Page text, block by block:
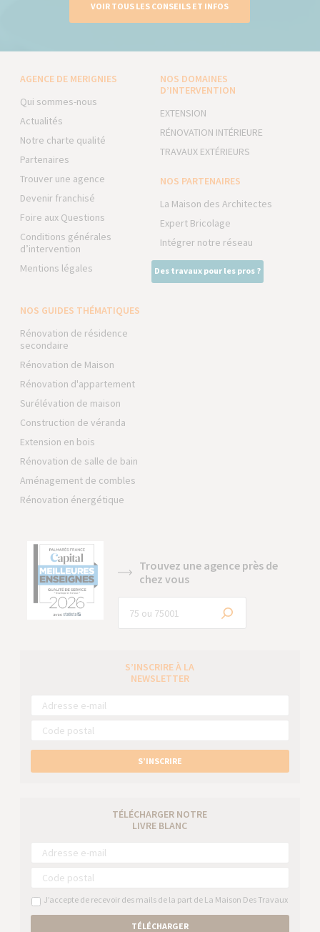
VOIR TOUS LES CONSEILS ET INFOS
AGENCE DE MERIGNIES
Qui sommes-nous
Actualités
Notre charte qualité
Partenaires
Trouver une agence
Devenir franchisé
Foire aux Questions
Conditions générales
d’intervention
Mentions légales
NOS DOMAINES
D’INTERVENTION
EXTENSION
RÉNOVATION INTÉRIEURE
TRAVAUX EXTÉRIEURS
NOS PARTENAIRES
La Maison des Architectes
Expert Bricolage
Intégrer notre réseau
Des travaux pour les pros ?
NOS GUIDES THÉMATIQUES
Rénovation de résidence
secondaire
Rénovation de Maison
Rénovation d'appartement
Surélévation de maison
Construction de véranda
Extension en bois
Rénovation de salle de bain
Aménagement de combles
Rénovation énergétique
Trouvez une agence près de
chez vous
S’INSCRIRE À LA
NEWSLETTER
S’INSCRIRE
TÉLÉCHARGER NOTRE
LIVRE BLANC
J’accepte de recevoir des mails de la part de La Maison Des Travaux
TÉLÉCHARGER